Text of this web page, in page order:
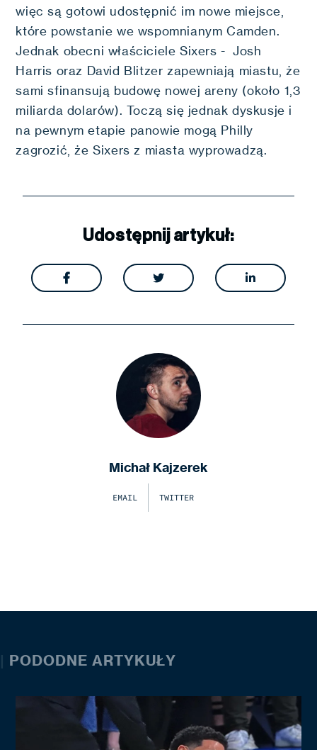
więc są gotowi udostępnić im nowe miejsce,
które powstanie we wspomnianym Camden.
Jednak obecni właściciele Sixers - Josh
Harris oraz David Blitzer zapewniają miastu, że
sami sfinansują budowę nowej areny (około 1,3
miliarda dolarów). Toczą się jednak dyskusje i
na pewnym etapie panowie mogą Philly
zagrozić, że Sixers z miasta wyprowadzą.
Udostępnij artykuł:
  
Michał Kajzerek
EMAIL TWITTER
| PODODNE ARTYKUŁY